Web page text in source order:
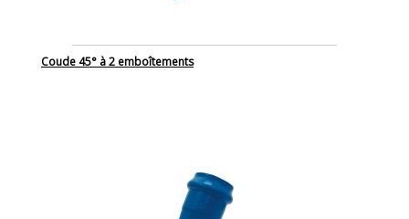
Coude 45° à 2 emboîtements